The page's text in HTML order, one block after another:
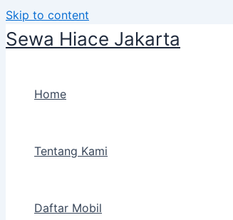
Skip to content
Sewa Hiace Jakarta
Home
Tentang Kami
Daftar Mobil